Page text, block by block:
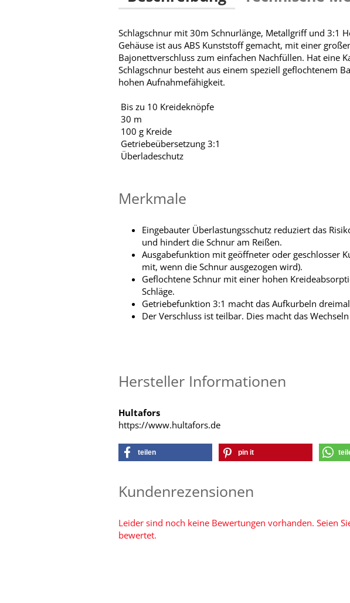
Schlagschnur mit 30m Schnurlänge, Metallgriff und 3:1
Gehäuse ist aus ABS Kunststoff gemacht, mit einer
Bajonettverschluss zum einfachen Nachfüllen. Hat eine
Schlagschnur besteht aus einem speziell geflochtenem
hohen Aufnahmefähigkeit.
Bis zu 10 Kreideknöpfe
30 m
100 g Kreide
Getriebeübersetzung 3:1
Überladeschutz
Merkmale
Eingebauter Überlastungsschutz reduziert das
und hindert die Schnur am Reißen.
Ausgabefunktion mit geöffneter oder geschlosser
mit, wenn die Schnur ausgezogen wird).
Geflochtene Schnur mit einer hohen
Schläge.
Getriebefunktion 3:1 macht das Aufkurbeln
Der Verschluss ist teilbar. Dies macht das
Hersteller Informationen
Hultafors
https://www.hultafors.de
teilen pin it
Kundenrezensionen
Leider sind noch keine Bewertungen vorhanden. Seien
bewertet.